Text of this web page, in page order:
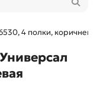
4 полки,